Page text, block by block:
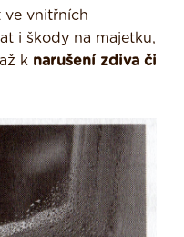
ve vnitřních
i škody na majetku,
k narušení zdiva či